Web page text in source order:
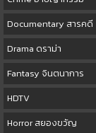
Documentary สารคดี
Drama ดราม่า
Fantasy จินตนาการ
HDTV
Horror สยองขวัญ